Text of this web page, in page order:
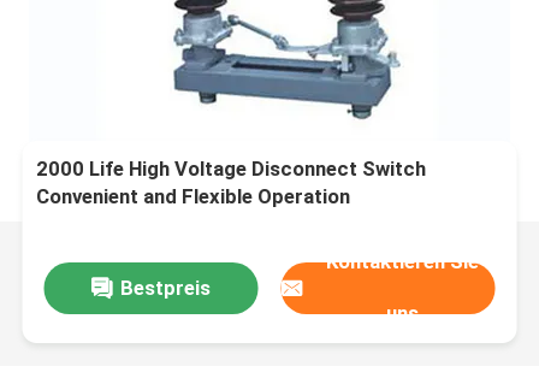
2000 Life High Voltage Disconnect Switch
Convenient and Flexible Operation
Bestpreis
Kontaktieren Sie
uns